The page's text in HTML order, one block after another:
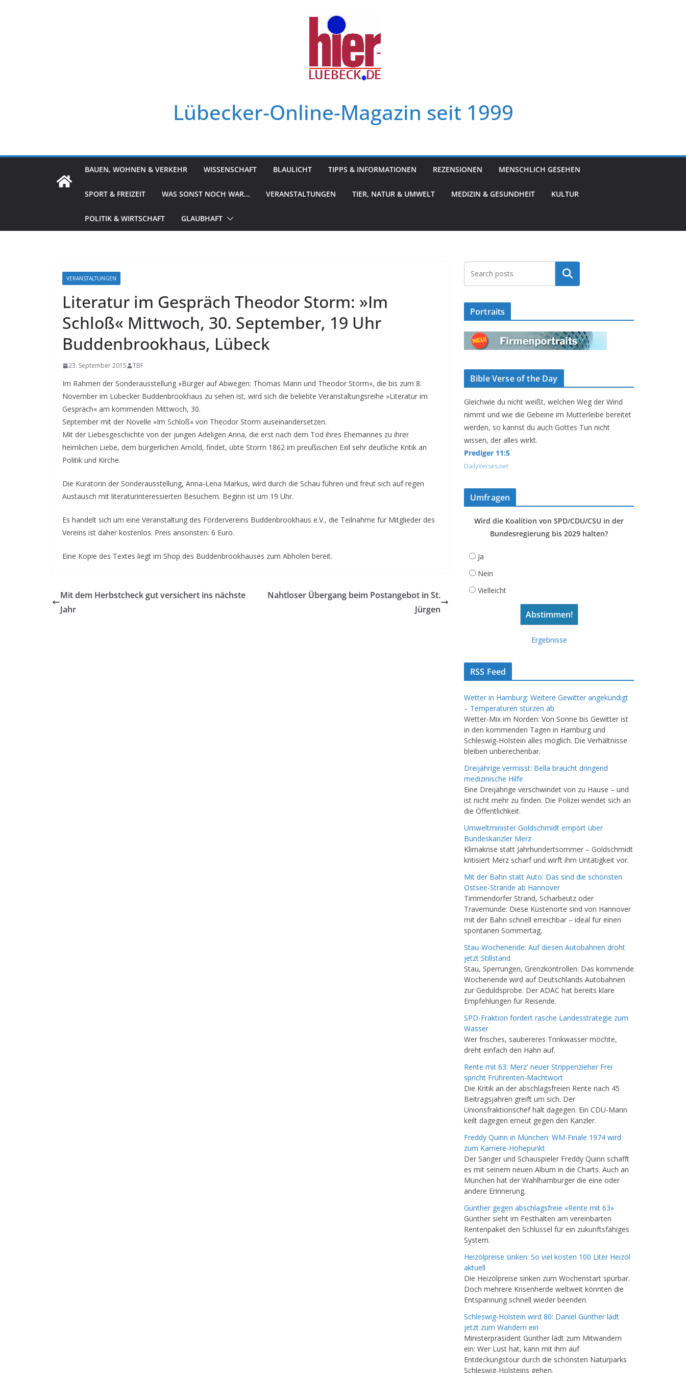
Lübecker-Online-Magazin seit 1999
BAUEN, WOHNEN & VERKEHR WISSENSCHAFT BLAULICHT TIPPS & INFORMATIONEN REZENSIONEN MENSCHLICH GESEHEN
SPORT & FREIZEIT WAS SONST NOCH WAR… VERANSTALTUNGEN TIER, NATUR & UMWELT MEDIZIN & GESUNDHEIT KULTUR
POLITIK & WIRTSCHAFT GLAUBHAFT
VERANSTALTUNGEN
Literatur im Gespräch Theodor Storm: »Im
Schloß« Mittwoch, 30. September, 19 Uhr
Buddenbrookhaus, Lübeck
23. September 2015 TBF
Im Rahmen der Sonderausstellung »Bürger auf Abwegen: Thomas Mann und Theodor Storm«, die bis zum 8.
November im Lübecker Buddenbrookhaus zu sehen ist, wird sich die beliebte Veranstaltungsreihe »Literatur im
Gespräch« am kommenden Mittwoch, 30.
September mit der Novelle »Im Schloß« von Theodor Storm auseinandersetzen.
Mit der Liebesgeschichte von der jungen Adeligen Anna, die erst nach dem Tod ihres Ehemannes zu ihrer
heimlichen Liebe, dem bürgerlichen Arnold, findet, übte Storm 1862 im preußischen Exil sehr deutliche Kritik an
Politik und Kirche.
Die Kuratorin der Sonderausstellung, Anna-Lena Markus, wird durch die Schau führen und freut sich auf regen
Austausch mit literaturinteressierten Besuchern. Beginn ist um 19 Uhr.
Es handelt sich um eine Veranstaltung des Fördervereins Buddenbrookhaus e.V., die Teilnahme für Mitglieder des
Vereins ist daher kostenlos. Preis ansonsten: 6 Euro.
Eine Kopie des Textes liegt im Shop des Buddenbrookhauses zum Abholen bereit.
Mit dem Herbstcheck gut versichert ins nächste
Jahr
Nahtloser Übergang beim Postangebot in St.
Jürgen
Suchen
Portraits
Bible Verse of the Day
Gleichwie du nicht weißt, welchen Weg der Wind
nimmt und wie die Gebeine im Mutterleibe bereitet
werden, so kannst du auch Gottes Tun nicht
wissen, der alles wirkt.
Prediger 11:5
DailyVerses.net
Umfragen
Wird die Koalition von SPD/CDU/CSU in der
Bundesregierung bis 2029 halten?
Ja
Nein
Vielleicht
Ergebnisse
RSS Feed
Wetter in Hamburg: Weitere Gewitter angekündigt
– Temperaturen stürzen ab
Wetter-Mix im Norden: Von Sonne bis Gewitter ist
in den kommenden Tagen in Hamburg und
Schleswig-Holstein alles möglich. Die Verhältnisse
bleiben unberechenbar.
Dreijährige vermisst: Bella braucht dringend
medizinische Hilfe
Eine Dreijährige verschwindet von zu Hause – und
ist nicht mehr zu finden. Die Polizei wendet sich an
die Öffentlichkeit.
Umweltminister Goldschmidt empört über
Bundeskanzler Merz
Klimakrise statt Jahrhundertsommer – Goldschmidt
kritisiert Merz scharf und wirft ihm Untätigkeit vor.
Mit der Bahn statt Auto: Das sind die schönsten
Ostsee-Strände ab Hannover
Timmendorfer Strand, Scharbeutz oder
Travemünde: Diese Küstenorte sind von Hannover
mit der Bahn schnell erreichbar – ideal für einen
spontanen Sommertag.
Stau-Wochenende: Auf diesen Autobahnen droht
jetzt Stillstand
Stau, Sperrungen, Grenzkontrollen: Das kommende
Wochenende wird auf Deutschlands Autobahnen
zur Geduldsprobe. Der ADAC hat bereits klare
Empfehlungen für Reisende.
SPD-Fraktion fordert rasche Landesstrategie zum
Wasser
Wer frisches, saubereres Trinkwasser möchte,
dreht einfach den Hahn auf.
Rente mit 63: Merz' neuer Strippenzieher Frei
spricht Frührenten-Machtwort
Die Kritik an der abschlagsfreien Rente nach 45
Beitragsjahren greift um sich. Der
Unionsfraktionschef hält dagegen. Ein CDU-Mann
keilt dagegen erneut gegen den Kanzler.
Freddy Quinn in München: WM-Finale 1974 wird
zum Karriere-Höhepunkt
Der Sänger und Schauspieler Freddy Quinn schafft
es mit seinem neuen Album in die Charts. Auch an
München hat der Wahlhamburger die eine oder
andere Erinnerung.
Günther gegen abschlagsfreie «Rente mit 63»
Günther sieht im Festhalten am vereinbarten
Rentenpaket den Schlüssel für ein zukunftsfähiges
System.
Heizölpreise sinken: So viel kosten 100 Liter Heizöl
aktuell
Die Heizölpreise sinken zum Wochenstart spürbar.
Doch mehrere Krisenherde weltweit könnten die
Entspannung schnell wieder beenden.
Schleswig-Holstein wird 80: Daniel Günther lädt
jetzt zum Wandern ein
Ministerpräsident Günther lädt zum Mitwandern
ein: Wer Lust hat, kann mit ihm auf
Entdeckungstour durch die schönsten Naturparks
Schleswig-Holsteins gehen.